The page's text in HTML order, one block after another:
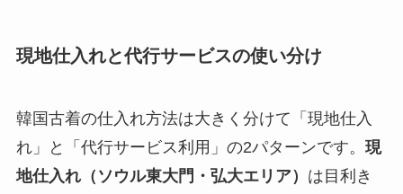
現地仕入れと代行サービスの使い分け
韓国古着の仕入れ方法は大きく分けて「現地仕入
れ」と「代行サービス利用」の2パターンです。 現
地仕入れ（ソウル東大門・弘大エリア） は目利き